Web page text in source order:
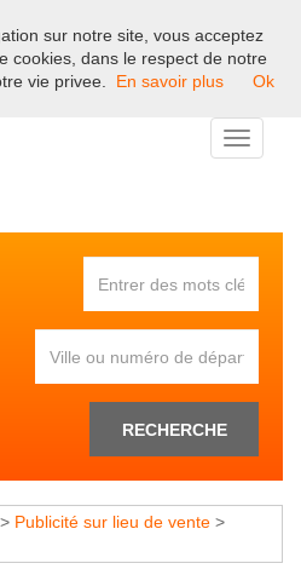
du marketing et de la
en France.
Toggle
RECHERCHE
> Publicité sur lieu de vente >
sur notre site, vous acceptez
cookies, dans le respect de notre
vie privee.
En savoir plus Ok